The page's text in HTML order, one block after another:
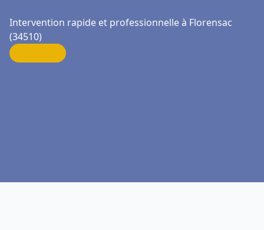
Intervention rapide et professionnelle à Florensac
(34510)